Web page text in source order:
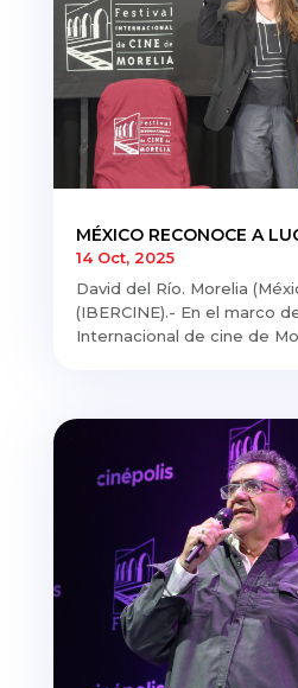
MÉXICO RECONOCE A
14 Oct, 2025
David del Río. Morelia
(IBERCINE).- En el marco
Internacional de cine de